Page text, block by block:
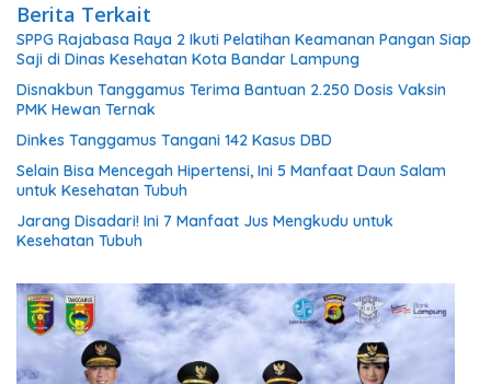
Berita Terkait
SPPG Rajabasa Raya 2 Ikuti Pelatihan Keamanan Pangan Siap
Saji di Dinas Kesehatan Kota Bandar Lampung
Disnakbun Tanggamus Terima Bantuan 2.250 Dosis Vaksin
PMK Hewan Ternak
Dinkes Tanggamus Tangani 142 Kasus DBD
Selain Bisa Mencegah Hipertensi, Ini 5 Manfaat Daun Salam
untuk Kesehatan Tubuh
Jarang Disadari! Ini 7 Manfaat Jus Mengkudu untuk
Kesehatan Tubuh